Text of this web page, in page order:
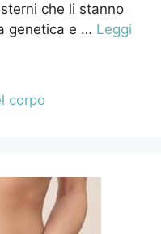
che li stanno
genetica e … Leggi
corpo